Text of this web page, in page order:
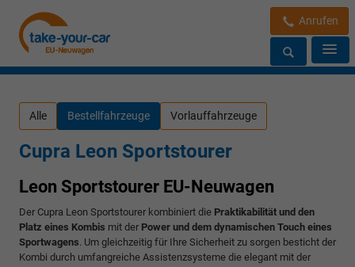
Anrufen
Alle Bestellfahrzeuge Vorlauffahrzeuge
Cupra Leon Sportstourer
Leon Sportstourer EU-Neuwagen
Der Cupra Leon Sportstourer kombiniert die Praktikabilität und den
Platz eines Kombis mit der Power und dem dynamischen Touch eines
Sportwagens . Um gleichzeitig für Ihre Sicherheit zu sorgen besticht der
Kombi durch umfangreiche Assistenzsysteme die elegant mit der